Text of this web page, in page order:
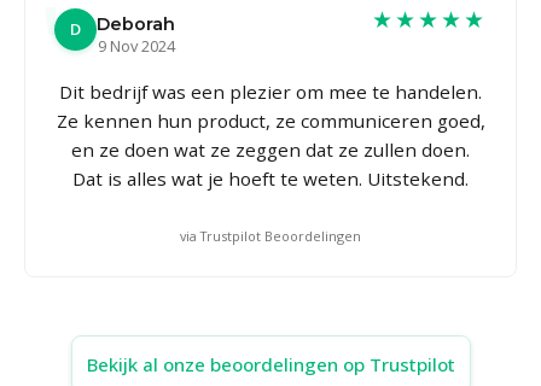
D
Deborah
9 Nov 2024
★★★★★
Dit bedrijf was een plezier om mee te handelen.
Ze kennen hun product, ze communiceren goed,
en ze doen wat ze zeggen dat ze zullen doen.
Dat is alles wat je hoeft te weten. Uitstekend.
via Trustpilot Beoordelingen
Bekijk al onze beoordelingen op Trustpilot